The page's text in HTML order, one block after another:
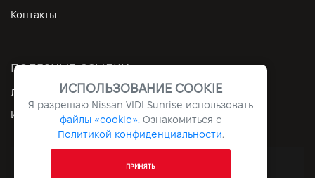
Контакты
ПОЛЕЗНЫЕ ССЫЛКИ
Личный кабинет
Контакты
Информация
Все права защищены © 2026. VIDI
ИСПОЛЬЗОВАНИЕ COOKIE
Я разрешаю Nissan VIDI Sunrise использовать
файлы «cookie». Ознакомиться с
Политикой конфиденциальности.
ПРИНЯТЬ